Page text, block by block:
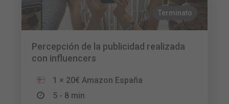
Terminato
Percepción de la publicidad realizada
con influencers
1 × 20€ Amazon España
5 - 8 min